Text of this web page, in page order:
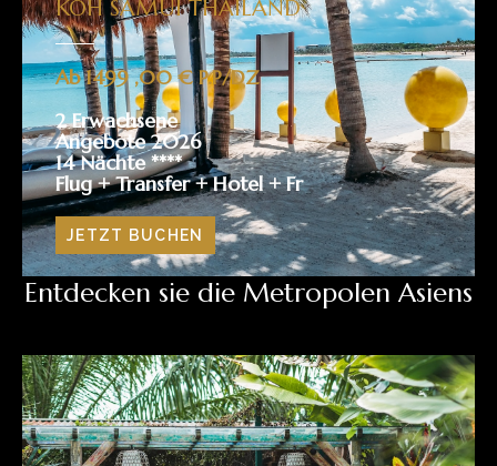
KOH SAMUI THAILAND
Ab 1499 ,00 € P.P/DZ
2 Erwachsene
Angebote 2026
14 Nächte ****
Flug + Transfer + Hotel + Fr
JETZT BUCHEN
Entdecken sie die Metropolen Asiens